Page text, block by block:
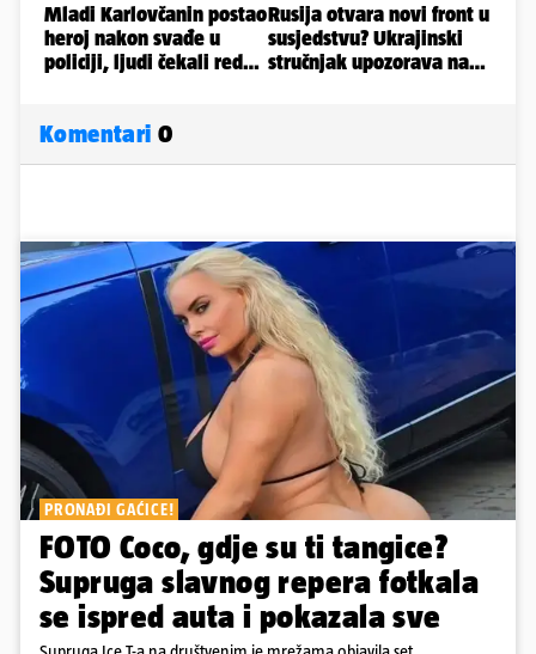
Komentari 0
PRONAĐI GAĆICE!
FOTO Coco, gdje su ti tangice?
Supruga slavnog repera fotkala
se ispred auta i pokazala sve